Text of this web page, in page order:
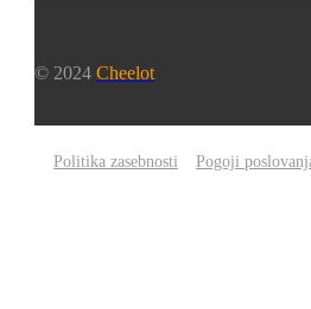
© 2024 Cheelot
Politika zasebnosti Pogoji